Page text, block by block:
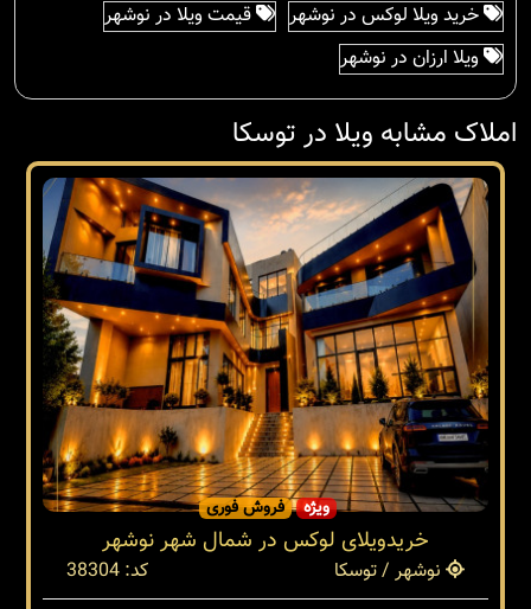
خرید ویلا لوکس در نوشهر
قیمت ویلا در نوشهر
ویلا ارزان در نوشهر
املاک مشابه ویلا در توسکا
ویژه فروش فوری
خریدویلای لوکس در شمال شهر نوشهر
نوشهر / توسکا
کد: 38304